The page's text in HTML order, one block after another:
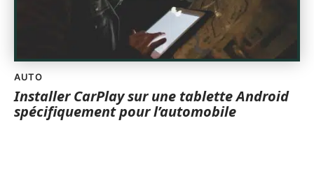
AUTO
Installer CarPlay sur une tablette Android
spécifiquement pour l’automobile